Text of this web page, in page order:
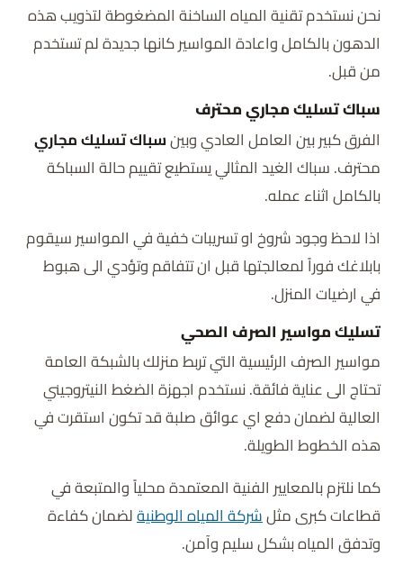
نحن نستخدم تقنية المياه الساخنة المضغوطة لتذويب هذه
الدهون بالكامل واعادة المواسير كانها جديدة لم تستخدم
من قبل.
سباك تسليك مجاري محترف
الفرق كبير بين العامل العادي وبينسباك تسليك مجاري
محترف. سباك الغيد المثالي يستطيع تقييم حالة السباكة
بالكامل اثناء عمله.
اذا لاحظ وجود شروخ او تسريبات خفية في المواسير سيقوم
بابلاغك فوراً لمعالجتها قبل ان تتفاقم وتؤدي الى هبوط
في ارضيات المنزل.
تسليك مواسير الصرف الصحي
مواسير الصرف الرئيسية التي تربط منزلك بالشبكة العامة
تحتاج الى عناية فائقة. نستخدم اجهزة الضغط النيتروجيني
العالية لضمان دفع اي عوائق صلبة قد تكون استقرت في
هذه الخطوط الطويلة.
كما نلتزم بالمعايير الفنية المعتمدة محلياً والمتبعة في
قطاعات كبرى مثلشركة المياه الوطنيةلضمان كفاءة
وتدفق المياه بشكل سليم وآمن.